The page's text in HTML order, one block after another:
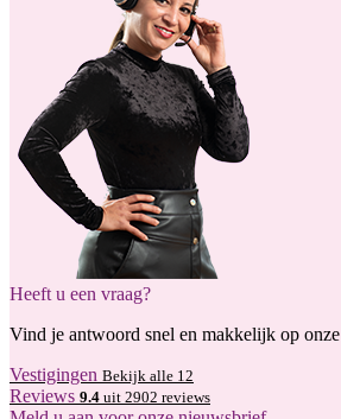
Heeft u een vraag?
Vind je antwoord snel en makkelijk op onze
Vestigingen Bekijk alle 12
Reviews 9.4 uit 2902 reviews